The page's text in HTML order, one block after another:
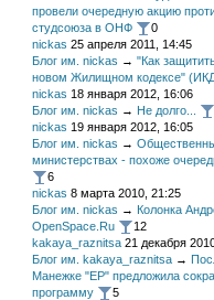
провели очередную акцию
студсоюза в ОНФ
0
nickas 25 апреля 2011, 14:45
Блог им. nickas → "Как
новом Жилищном кодексе"
nickas 18 января 2012, 16:06
Блог им. nickas → Не долго...
nickas 19 января 2012, 16:05
Блог им. nickas →
министерствах - похоже
6
nickas 8 марта 2010, 21:25
Блог им. nickas → Колонка
OpenSpace.Ru
12
kakaya_raznitsa 21 декабря
Блог им. kakaya_raznitsa →
Манежке "ЕР" предложила
программу
5